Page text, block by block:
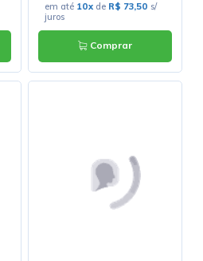
em até 10x de R$ 73,50 s/
juros
Comprar